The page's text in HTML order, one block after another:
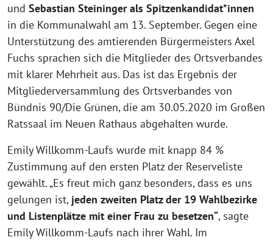
und Sebastian Steininger als Spitzenkandidat*innen
in die Kommunalwahl am 13. September. Gegen eine
Unterstützung des amtierenden Bürgermeisters Axel
Fuchs sprachen sich die Mitglieder des Ortsverbandes
mit klarer Mehrheit aus. Das ist das Ergebnis der
Mitgliederversammlung des Ortsverbandes von
Bündnis 90/Die Grünen, die am 30.05.2020 im Großen
Ratssaal im Neuen Rathaus abgehalten wurde.
Emily Willkomm-Laufs wurde mit knapp 84 %
Zustimmung auf den ersten Platz der Reserveliste
gewählt. „Es freut mich ganz besonders, dass es uns
gelungen ist, jeden zweiten Platz der 19 Wahlbezirke
und Listenplätze mit einer Frau zu besetzen“, sagte
Emily Willkomm-Laufs nach ihrer Wahl. Im